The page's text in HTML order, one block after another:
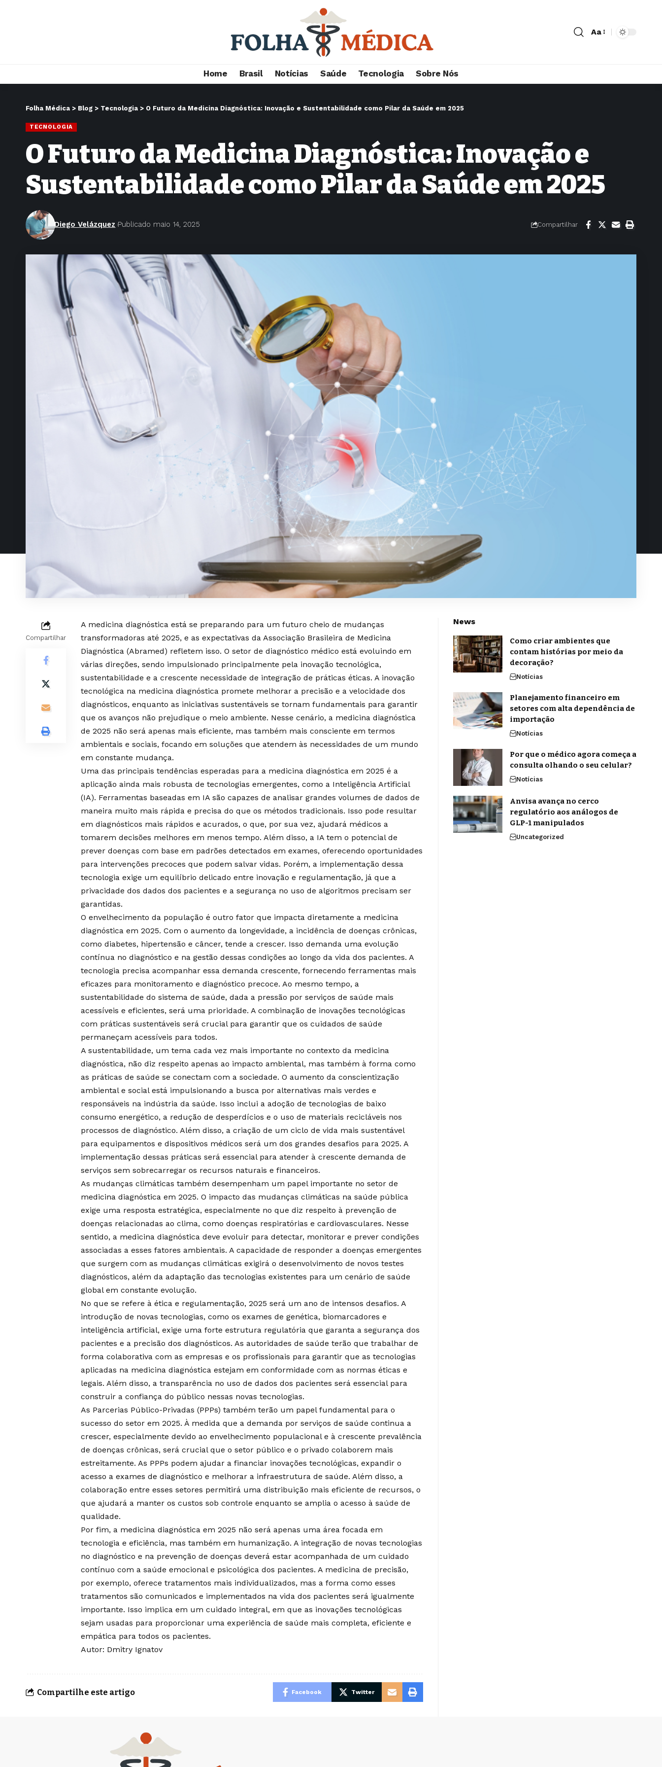
Aa
Home Brasil Notícias Saúde Tecnologia Sobre Nós
Folha Médica > Blog > Tecnologia > O Futuro da Medicina Diagnóstica: Inovação e Sustentabilidade como Pilar da Saúde em 2025
TECNOLOGIA
O Futuro da Medicina Diagnóstica: Inovação e
Sustentabilidade como Pilar da Saúde em 2025
Diego Velázquez Publicado maio 14, 2025 Compartilhar
Compartilhar
A medicina diagnóstica está se preparando para um futuro cheio de mudanças
transformadoras até 2025, e as expectativas da Associação Brasileira de Medicina
Diagnóstica (Abramed) refletem isso. O setor de diagnóstico médico está evoluindo em
várias direções, sendo impulsionado principalmente pela inovação tecnológica,
sustentabilidade e a crescente necessidade de integração de práticas éticas. A inovação
tecnológica na medicina diagnóstica promete melhorar a precisão e a velocidade dos
diagnósticos, enquanto as iniciativas sustentáveis se tornam fundamentais para garantir
que os avanços não prejudique o meio ambiente. Nesse cenário, a medicina diagnóstica
de 2025 não será apenas mais eficiente, mas também mais consciente em termos
ambientais e sociais, focando em soluções que atendem às necessidades de um mundo
em constante mudança.
Uma das principais tendências esperadas para a medicina diagnóstica em 2025 é a
aplicação ainda mais robusta de tecnologias emergentes, como a Inteligência Artificial
(IA). Ferramentas baseadas em IA são capazes de analisar grandes volumes de dados de
maneira muito mais rápida e precisa do que os métodos tradicionais. Isso pode resultar
em diagnósticos mais rápidos e acurados, o que, por sua vez, ajudará médicos a
tomarem decisões melhores em menos tempo. Além disso, a IA tem o potencial de
prever doenças com base em padrões detectados em exames, oferecendo oportunidades
para intervenções precoces que podem salvar vidas. Porém, a implementação dessa
tecnologia exige um equilíbrio delicado entre inovação e regulamentação, já que a
privacidade dos dados dos pacientes e a segurança no uso de algoritmos precisam ser
garantidas.
O envelhecimento da população é outro fator que impacta diretamente a medicina
diagnóstica em 2025. Com o aumento da longevidade, a incidência de doenças crônicas,
como diabetes, hipertensão e câncer, tende a crescer. Isso demanda uma evolução
contínua no diagnóstico e na gestão dessas condições ao longo da vida dos pacientes. A
tecnologia precisa acompanhar essa demanda crescente, fornecendo ferramentas mais
eficazes para monitoramento e diagnóstico precoce. Ao mesmo tempo, a
sustentabilidade do sistema de saúde, dada a pressão por serviços de saúde mais
acessíveis e eficientes, será uma prioridade. A combinação de inovações tecnológicas
com práticas sustentáveis será crucial para garantir que os cuidados de saúde
permaneçam acessíveis para todos.
A sustentabilidade, um tema cada vez mais importante no contexto da medicina
diagnóstica, não diz respeito apenas ao impacto ambiental, mas também à forma como
as práticas de saúde se conectam com a sociedade. O aumento da conscientização
ambiental e social está impulsionando a busca por alternativas mais verdes e
responsáveis na indústria da saúde. Isso inclui a adoção de tecnologias de baixo
consumo energético, a redução de desperdícios e o uso de materiais recicláveis nos
processos de diagnóstico. Além disso, a criação de um ciclo de vida mais sustentável
para equipamentos e dispositivos médicos será um dos grandes desafios para 2025. A
implementação dessas práticas será essencial para atender à crescente demanda de
serviços sem sobrecarregar os recursos naturais e financeiros.
As mudanças climáticas também desempenham um papel importante no setor de
medicina diagnóstica em 2025. O impacto das mudanças climáticas na saúde pública
exige uma resposta estratégica, especialmente no que diz respeito à prevenção de
doenças relacionadas ao clima, como doenças respiratórias e cardiovasculares. Nesse
sentido, a medicina diagnóstica deve evoluir para detectar, monitorar e prever condições
associadas a esses fatores ambientais. A capacidade de responder a doenças emergentes
que surgem com as mudanças climáticas exigirá o desenvolvimento de novos testes
diagnósticos, além da adaptação das tecnologias existentes para um cenário de saúde
global em constante evolução.
No que se refere à ética e regulamentação, 2025 será um ano de intensos desafios. A
introdução de novas tecnologias, como os exames de genética, biomarcadores e
inteligência artificial, exige uma forte estrutura regulatória que garanta a segurança dos
pacientes e a precisão dos diagnósticos. As autoridades de saúde terão que trabalhar de
forma colaborativa com as empresas e os profissionais para garantir que as tecnologias
aplicadas na medicina diagnóstica estejam em conformidade com as normas éticas e
legais. Além disso, a transparência no uso de dados dos pacientes será essencial para
construir a confiança do público nessas novas tecnologias.
As Parcerias Público-Privadas (PPPs) também terão um papel fundamental para o
sucesso do setor em 2025. À medida que a demanda por serviços de saúde continua a
crescer, especialmente devido ao envelhecimento populacional e à crescente prevalência
de doenças crônicas, será crucial que o setor público e o privado colaborem mais
estreitamente. As PPPs podem ajudar a financiar inovações tecnológicas, expandir o
acesso a exames de diagnóstico e melhorar a infraestrutura de saúde. Além disso, a
colaboração entre esses setores permitirá uma distribuição mais eficiente de recursos, o
que ajudará a manter os custos sob controle enquanto se amplia o acesso à saúde de
qualidade.
Por fim, a medicina diagnóstica em 2025 não será apenas uma área focada em
tecnologia e eficiência, mas também em humanização. A integração de novas tecnologias
no diagnóstico e na prevenção de doenças deverá estar acompanhada de um cuidado
contínuo com a saúde emocional e psicológica dos pacientes. A medicina de precisão,
por exemplo, oferece tratamentos mais individualizados, mas a forma como esses
tratamentos são comunicados e implementados na vida dos pacientes será igualmente
importante. Isso implica em um cuidado integral, em que as inovações tecnológicas
sejam usadas para proporcionar uma experiência de saúde mais completa, eficiente e
empática para todos os pacientes.
Autor: Dmitry Ignatov
Compartilhe este artigo Facebook Twitter
News
Como criar ambientes que
contam histórias por meio da
decoração?
Notícias
Planejamento financeiro em
setores com alta dependência de
importação
Notícias
Por que o médico agora começa a
consulta olhando o seu celular?
Notícias
Anvisa avança no cerco
regulatório aos análogos de
GLP-1 manipulados
Uncategorized